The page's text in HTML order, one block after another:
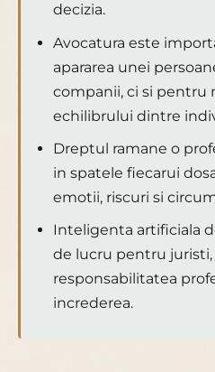
decizia.
Avocatura este
apararea unei
companii, ci si pentru
echilibrului dintre
Dreptul ramane o
in spatele fiecarui
emotii, riscuri si
Inteligenta artificiala
de lucru pentru
responsabilitatea
increderea.